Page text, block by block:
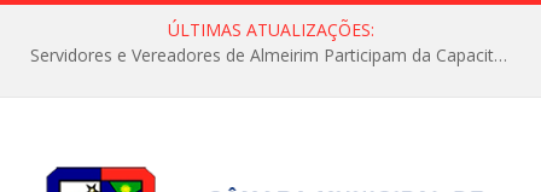
ÚLTIMAS ATUALIZAÇÕES:
Servidores e Vereadores de Almeirim Participam da Capacitação “Orientar é a Nossa Missão”